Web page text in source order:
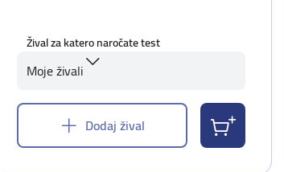
Žival za katero naročate test
Moje živali
Dodaj žival